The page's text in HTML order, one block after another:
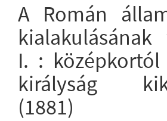
A Román
kialakulásának
I. :
királyság
(1881)